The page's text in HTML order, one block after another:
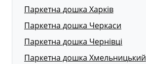
Паркетна дошка Харків
Паркетна дошка Черкаси
Паркетна дошка Чернівці
Паркетна дошка Хмельницький